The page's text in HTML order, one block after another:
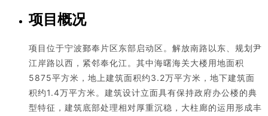
项目概况
项目位于宁波鄞奉片区东部启动区。解放南路以东、规划尹
江岸路以西，紧邻奉化江。其中海曙海关大楼用地面积
5875平方米，地上建筑面积约3.2万平方米，地下建筑面
积约1.4万平方米。建筑设计立面具有保持政府办公楼的典
型特征，建筑底部处理相对厚重沉稳，大柱廊的运用形成丰